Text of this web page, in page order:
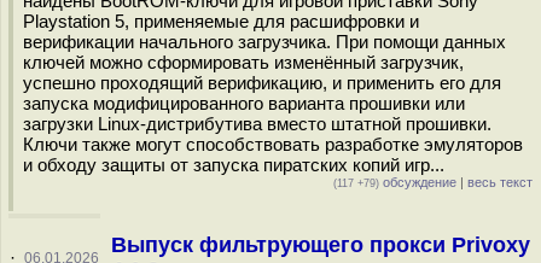
Playstation 5, применяемые для расшифровки и
верификации начального загрузчика. При помощи данных
ключей можно сформировать изменённый загрузчик,
успешно проходящий верификацию, и применить его для
запуска модифицированного варианта прошивки или
загрузки Linux-дистрибутива вместо штатной прошивки.
Ключи также могут способствовать разработке эмуляторов
и обходу защиты от запуска пиратских копий игр...
(117 +79) обсуждение | весь текст
· 06.01.2026
Выпуск фильтрующего прокси Privoxy